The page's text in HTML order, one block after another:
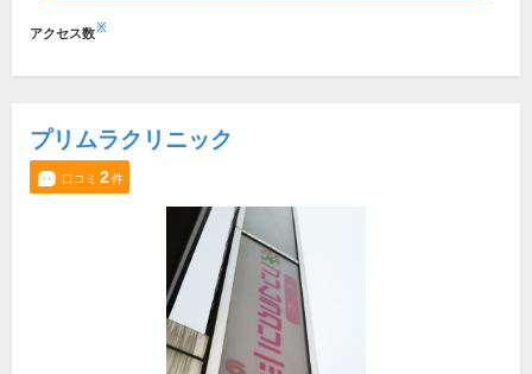
アクセス数※
プリムラクリニック
口コミ 2件